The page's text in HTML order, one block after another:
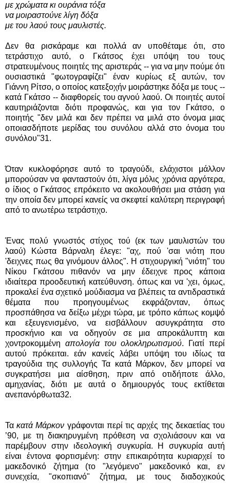
με χρώματα κι ουράνια τόξα
να μοιραστούνε λίγη δόξα
με του λαού τους μαυλιστές.
Δεν θα ρισκάραμε και πολλά αν υποθέταμε ότι, στο
τετράστιχο αυτό, ο Γκάτσος έχει υπόψη του τους
στρατευμένους ποιητές της αριστεράς -- για να μην πούμε ότι
ουσιαστικά "φωτογραφίζει" έναν κυρίως εξ αυτών, τον
Γιάννη Ρίτσο, ο οποίος κατεξοχήν μοιράστηκε δόξα με τους --
κατά Γκάτσο -- διαφθορείς του αγνού λαού. Οι ποιητές αυτοί
καυτηριάζονται διότι προφανώς, και για τον Γκάτσο, ο
ποιητής "δεν μιλά και δεν πρέπει να μιλά στο όνομα μιας
οποιασδήποτε μερίδας του συνόλου αλλά στο όνομα του
συνόλου"31.
Όταν κυκλοφόρησε αυτό το τραγούδι, ελάχιστοι μάλλον
μπορούσαν να φανταστούν ότι, λίγα μόλις χρόνια αργότερα,
ο ίδιος ο Γκάτσος επρόκειτο να ακολουθήσει μια στάση για
την οποία δεν μπορεί κανείς να σκεφτεί καλύτερη περιγραφή
από το ανωτέρω τετράστιχο.
Ένας πολύ γνωστός στίχος τού (εκ των μαυλιστών του
λαού) Κώστα Βάρναλη έλεγε: "αχ, πού 'σαι νιότη που
'δειχνες πως θα γινόμουν άλλος". Η στιχουργική "νιότη" του
Νίκου Γκάτσου πιθανόν να μην έδειχνε προς κάποια
ιδιαίτερα προοδευτική κατεύθυνση. όπως και να 'χει, όμως,
προκαλεί ένα σχετικό μούδιασμα να βλέπεις τα αντιδραστικά
θέματα που προηγουμένως εκφράζονταν, όπως
προσπάθησα να δείξω μέχρι τώρα, με τρόπο κάπως κομψό
και εξευγενισμένο, να εισβάλλουν ασυγκράτητα στο
προσκήνιο και να οδηγούν σε μια απροκάλυπτη και
χοντροκομμένη απολογία του ολοκληρωτισμού. Γιατί περί
αυτού πρόκειται. εάν κανείς λάβει υπόψη του ιδίως τα
τραγούδια της συλλογής Τα κατά Μάρκον, δεν μπορεί να
συγκρατήσει μια αίσθηση, πριν από οτιδήποτε άλλο,
αμηχανίας, διότι με αυτά ο δημιουργός τους εκτίθεται
ανεπανόρθωτα32.
Τακατά Μάρκον γράφονται περί τις αρχές της δεκαετίας του
’90, με τη διακηρυγμένη πρόθεση να σχολιάσουν και να
παρέμβουν στην ιδεολογική συγκυρία. Η συγκυρία αυτή
είναι έντονα φορτισμένη: στην επικαιρότητα κυριαρχεί το
μακεδονικό ζήτημα (το "λεγόμενο" μακεδονικό και, εν
συνεχεία, "σκοπιανό" ζήτημα, με τους διαδοχικούς